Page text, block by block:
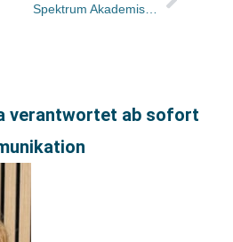
verantwortet ab sofort